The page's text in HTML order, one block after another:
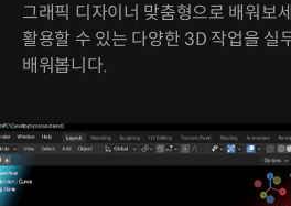
그래픽 디자이너 맞춤형으로 배워보
활용할 수 있는 다양한 3D 작업을 실
배워봅니다.